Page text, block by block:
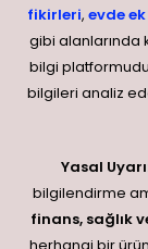
fikirleri, evde
gibi alanlarında
bilgi
bilgileri analiz
Yasal
bilgilendirme
finans, sağlık